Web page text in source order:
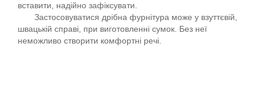
вставити, надійно зафіксувати.
Застосовуватися дрібна фурнітура може у взуттєвій,
швацькій справі, при виготовленні сумок. Без неї
неможливо створити комфортні речі.